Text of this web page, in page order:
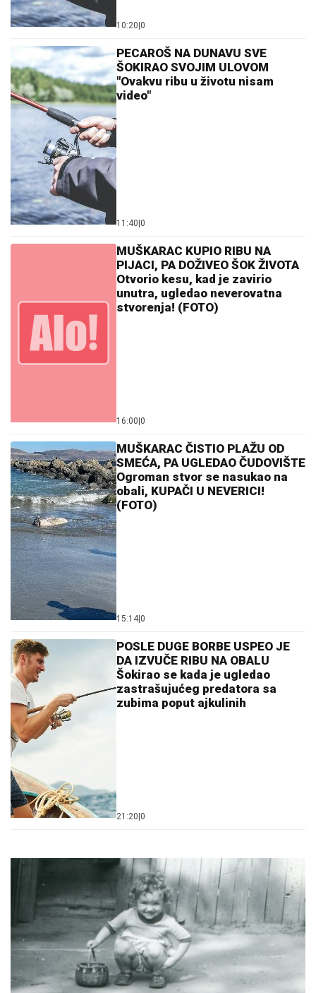
10:20 0
PECAROŠ NA DUNAVU SVE
ŠOKIRAO SVOJIM ULOVOM
"Ovakvu ribu u životu nisam
video"
11:40 0
MUŠKARAC KUPIO RIBU NA
PIJACI, PA DOŽIVEO ŠOK ŽIVOTA
Otvorio kesu, kad je zavirio
unutra, ugledao neverovatna
stvorenja! (FOTO)
16:00 0
MUŠKARAC ČISTIO PLAŽU OD
SMEĆA, PA UGLEDAO ČUDOVIŠTE
Ogroman stvor se nasukao na
obali, KUPAČI U NEVERICI!
(FOTO)
15:14 0
POSLE DUGE BORBE USPEO JE
DA IZVUČE RIBU NA OBALU
Šokirao se kada je ugledao
zastrašujućeg predatora sa
zubima poput ajkulinih
21:20 0